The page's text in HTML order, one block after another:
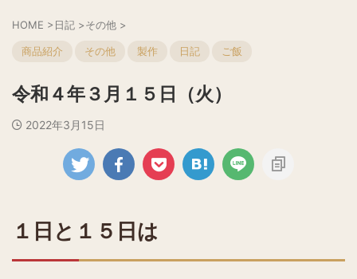
HOME >日記 >その他 >
商品紹介 その他 製作 日記 ご飯
令和４年３月１５日（火）
2022年3月15日
１日と１５日は